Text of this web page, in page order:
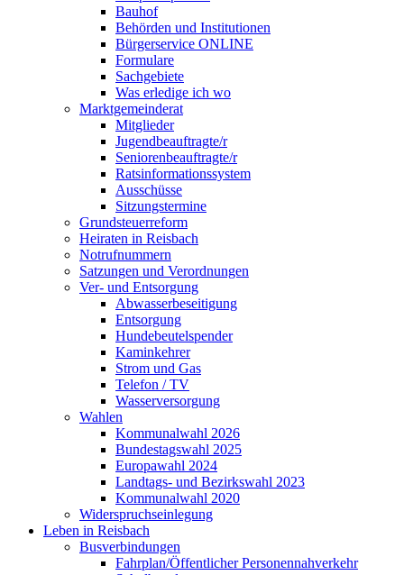
Bauhof
Behörden und Institutionen
Bürgerservice ONLINE
Formulare
Sachgebiete
Was erledige ich wo
Marktgemeinderat
Mitglieder
Jugendbeauftragte/r
Seniorenbeauftragte/r
Ratsinformationssystem
Ausschüsse
Sitzungstermine
Grundsteuerreform
Heiraten in Reisbach
Notrufnummern
Satzungen und Verordnungen
Ver- und Entsorgung
Abwasserbeseitigung
Entsorgung
Hundebeutelspender
Kaminkehrer
Strom und Gas
Telefon / TV
Wasserversorgung
Wahlen
Kommunalwahl 2026
Bundestagswahl 2025
Europawahl 2024
Landtags- und Bezirkswahl 2023
Kommunalwahl 2020
Widerspruchseinlegung
Leben in Reisbach
Busverbindungen
Fahrplan/Öffentlicher Personennahverkehr